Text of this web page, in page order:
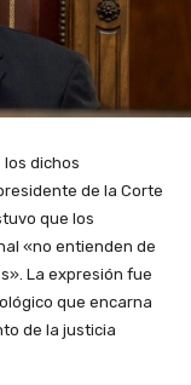
dichos
de la Corte
que los
«no entienden de
La expresión fue
que encarna
de la justicia